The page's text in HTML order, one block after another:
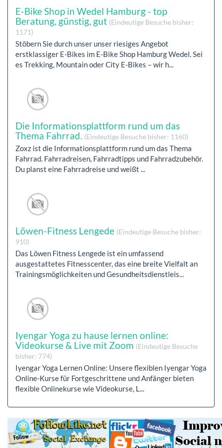
E-Bike Shop in Wedel Hamburg - top
Beratung, günstig, gut (Eindeutige Besuche bisher:
1171)
Stöbern Sie durch unser unser riesiges Angebot
erstklassiger E-Bikes im E-Bike Shop Hamburg Wedel. Sei
es Trekking, Mountain oder City E-Bikes – wir h...
Die Informationsplattform rund um das
Thema Fahrrad. (Eindeutige Besuche bisher: 1160)
Zoxz ist die Informationsplattform rund um das Thema
Fahrrad. Fahrradreisen, Fahrradtipps und Fahrradzubehör.
Du planst eine Fahrradreise und weißt ...
Löwen-Fitness Lengede (Eindeutige Besuche bisher:
910)
Das Löwen Fitness Lengede ist ein umfassend
ausgestattetes Fitnesscenter, das eine breite Vielfalt an
Trainingsmöglichkeiten und Gesundheitsdienstleis...
Iyengar Yoga zu hause lernen online:
Videokurse & Live mit Zoom (Eindeutige Besuche
bisher: 774)
Iyengar Yoga Lernen Online: Unsere flexiblen Iyengar Yoga
Online-Kurse für Fortgeschrittene und Anfänger bieten
flexible Onlinekurse wie Videokurse, L...